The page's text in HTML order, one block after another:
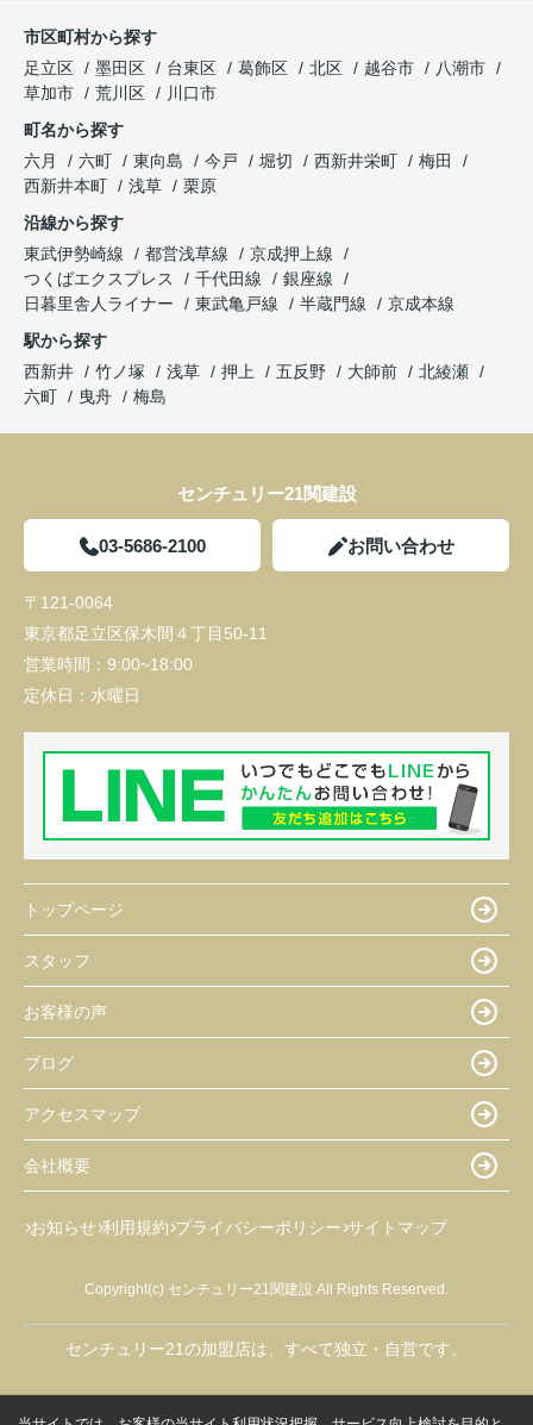
市区町村から探す
足立区
墨田区 台東区 葛飾区 北区 越谷市
八潮市
草加市
荒川区
川口市
町名から探す
六月
六町 東向島 今戸 堀切 西新井栄町
梅田
西新井本町
浅草
栗原
沿線から探す
東武伊勢崎線
都営浅草線
京成押上線
つくばエクスプレス
千代田線
銀座線
日暮里舎人ライナー
東武亀戸線 半蔵門線
京成本線
駅から探す
西新井
竹ノ塚 浅草 押上 五反野 大師前
北綾瀬
六町
曳舟 梅島
センチュリー21関建設
03-5686-2100 お問い合わせ
〒121-0064
東京都足立区保木間４丁目50-11
営業時間： 9:00~18:00
定休日： 水曜日
トップページ
スタッフ
お客様の声
ブログ
アクセスマップ
会社概要
お知らせ 利用規約 プライバシーポリシー サイトマップ
Copyright(c) センチュリー21関建設 All Rights Reserved.
センチュリー21の加盟店は、すべて独立・自営です。